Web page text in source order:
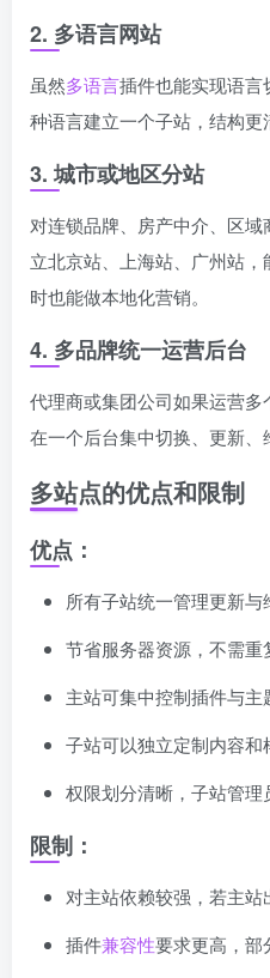
2. 多语言网站
虽然多语言插件也能实现语
种语言建立一个子站，结构更
3. 城市或地区分站
对连锁品牌、房产中介、区
立北京站、上海站、广州站
时也能做本地化营销。
4. 多品牌统一运营后台
代理商或集团公司如果运营
在一个后台集中切换、更新、
多站点的优点和限制
优点：
所有子站统一管理更新与
节省服务器资源，不需重
主站可集中控制插件与主
子站可以独立定制内容和
权限划分清晰，子站管理
限制：
对主站依赖较强，若主站
插件兼容性要求更高，部